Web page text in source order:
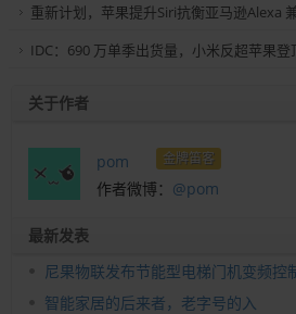
重新计划，苹果提升Siri抗衡亚马逊Alexa
IDC：690 万单季出货量，小米反超苹果
关于作者
pom 金牌笛客
作者微博： @pom
最新发表
尼果物联发布节能型电梯门机变频控
智能家居的后来者，老字号的入